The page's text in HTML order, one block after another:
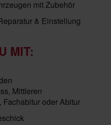
mit Zubehör
& Einstellung
MIT:
Mittleren
oder Abitur